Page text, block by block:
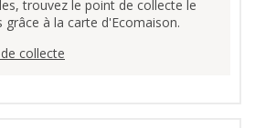
trouvez le point de collecte le
grâce à la carte d'Ecomaison.
collecte